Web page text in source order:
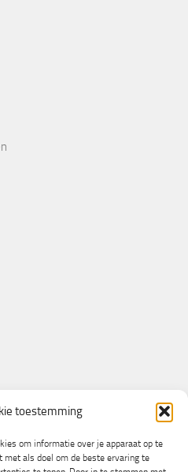
toestemming
om informatie over je apparaat op te
met als doel om de beste ervaring te